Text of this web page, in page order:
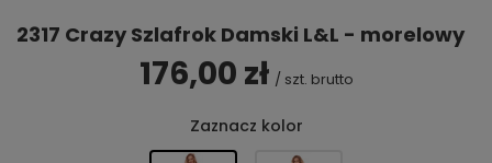
2317 Crazy Szlafrok Damski L&L - morelowy
176,00 zł / szt. brutto
Zaznacz kolor